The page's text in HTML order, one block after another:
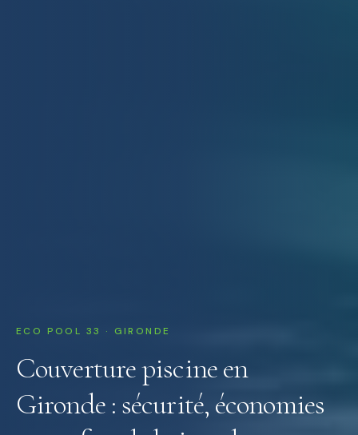
ECO POOL 33 · GIRONDE
Couverture piscine en
Gironde : sécurité, économies